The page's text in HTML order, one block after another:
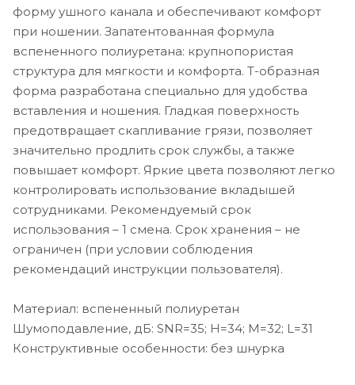
форму ушного канала и обеспечивают комфорт
при ношении. Запатентованная формула
вспененного полиуретана: крупнопористая
структура для мягкости и комфорта. Т-образная
форма разработана специально для удобства
вставления и ношения. Гладкая поверхность
предотвращает скапливание грязи, позволяет
значительно продлить срок службы, а также
повышает комфорт. Яркие цвета позволяют легко
контролировать использование вкладышей
сотрудниками. Рекомендуемый срок
использования – 1 смена. Срок хранения – не
ограничен (при условии соблюдения
рекомендаций инструкции пользователя).
Материал: вспененный полиуретан
Шумоподавление, дБ: SNR=35; H=34; M=32; L=31
Конструктивные особенности: без шнурка